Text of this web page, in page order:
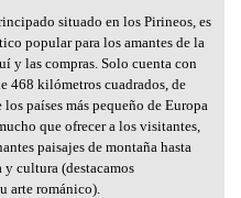
Principado
situado en los Pirineos, es
popular para los amantes de la
y las compras. Solo cuenta con
468 kilómetros cuadrados, de
los países más pequeño de Europa
que ofrecer a los visitantes,
paisajes de montaña hasta
cultura (destacamos
arte románico).